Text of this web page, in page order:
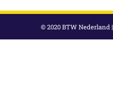
© 2020 BTW Nederland |